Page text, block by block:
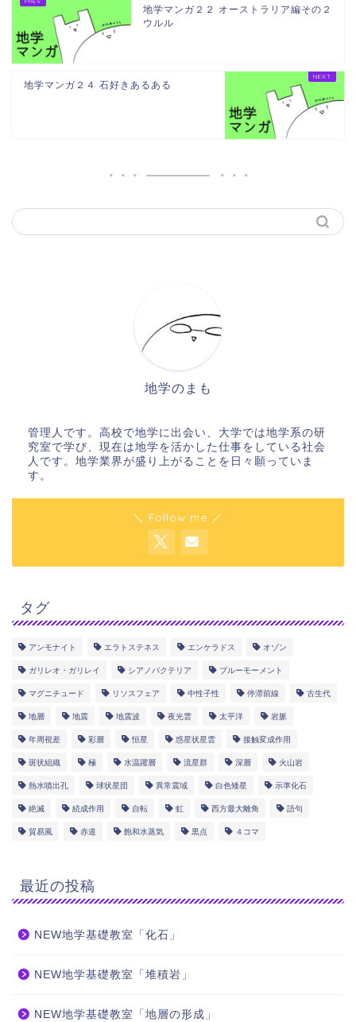
地学マンガ２２ オーストラリア編その２
ウルル
地学マンガ２４ 石好きあるある
地学のまも
管理人です。高校で地学に出会い、大学では地学系の研
究室で学び、現在は地学を活かした仕事をしている社会
人です。地学業界が盛り上がることを日々願っていま
す。
＼ Follow me ／
タグ
アンモナイト エラトステネス エンケラドス オゾン
ガリレオ・ガリレイ シアノバクテリア ブルーモーメント
マグニチュード リソスフェア 中性子性 停滞前線 古生代
地層 地震 地震波 夜光雲 太平洋 岩脈
年周視差 彩層 恒星 惑星状星雲 接触変成作用
斑状組織 極 水温躍層 流星群 深層 火山岩
熱水噴出孔 球状星団 異常震域 白色矮星 示準化石
絶滅 続成作用 自転 虹 西方最大離角 語句
貿易風 赤道 飽和水蒸気 黒点 ４コマ
最近の投稿
NEW地学基礎教室「化石」
NEW地学基礎教室「堆積岩」
NEW地学基礎教室「地層の形成」